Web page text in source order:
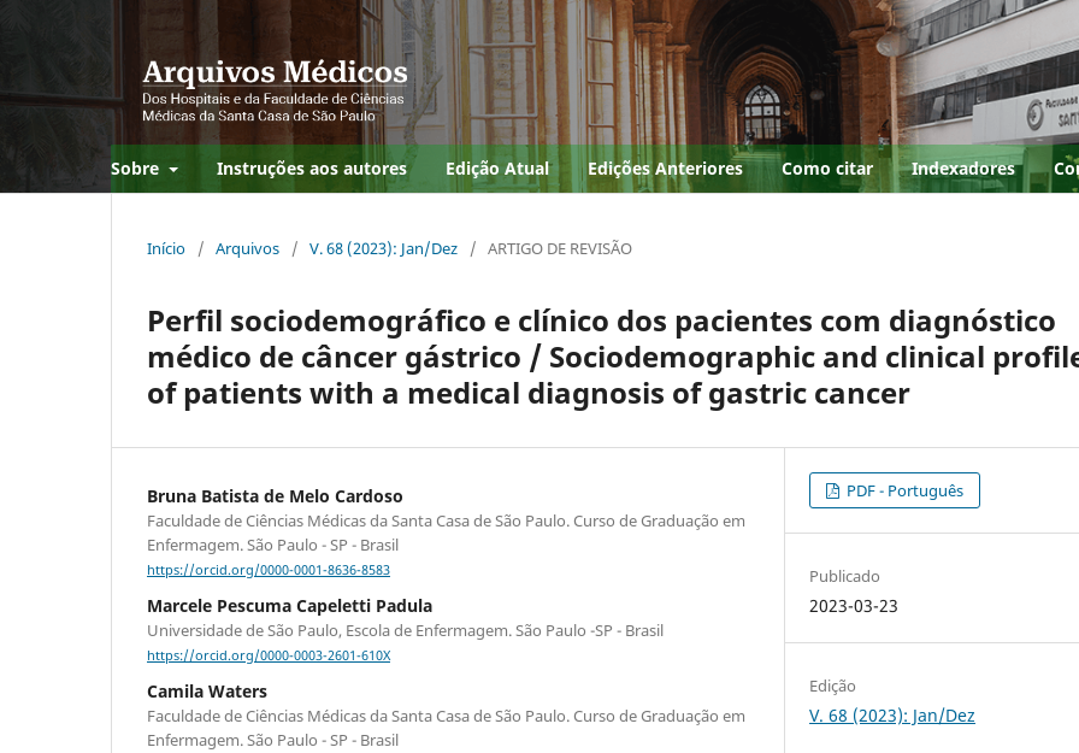
Sobre Instruções aos autores Edição Atual Edições Anteriores Como citar Indexadores
Início / Arquivos / V. 68 (2023): Jan/Dez / ARTIGO DE REVISÃO
Perfil sociodemográfico e clínico dos pacientes com diagnóstico
médico de câncer gástrico / Sociodemographic and clinical
of patients with a medical diagnosis of gastric cancer
Bruna Batista de Melo Cardoso
Faculdade de Ciências Médicas da Santa Casa de São Paulo. Curso de Graduação em
Enfermagem. São Paulo - SP - Brasil
https://orcid.org/0000-0001-8636-8583
Marcele Pescuma Capeletti Padula
Universidade de São Paulo, Escola de Enfermagem. São Paulo -SP - Brasil
https://orcid.org/0000-0003-2601-610X
Camila Waters
Faculdade de Ciências Médicas da Santa Casa de São Paulo. Curso de Graduação em
Enfermagem. São Paulo - SP - Brasil
PDF - Português
Publicado
2023-03-23
Edição
V. 68 (2023): Jan/Dez